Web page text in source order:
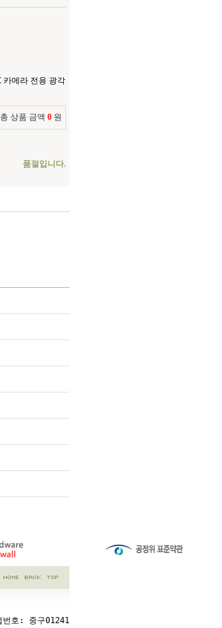
카메라 전용 광각
총 상품 금액 0 원
품절입니다.
번호: 중구01241